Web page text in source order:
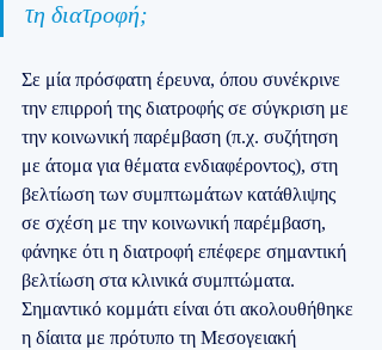
τη διατροφή;
Σε μία πρόσφατη έρευνα, όπου συνέκρινε
την επιρροή της διατροφής σε σύγκριση με
την κοινωνική παρέμβαση (π.χ. συζήτηση
με άτομα για θέματα ενδιαφέροντος), στη
βελτίωση των συμπτωμάτων κατάθλιψης
σε σχέση με την κοινωνική παρέμβαση,
φάνηκε ότι η διατροφή επέφερε σημαντική
βελτίωση στα κλινικά συμπτώματα.
Σημαντικό κομμάτι είναι ότι ακολουθήθηκε
η δίαιτα με πρότυπο τη Μεσογειακή